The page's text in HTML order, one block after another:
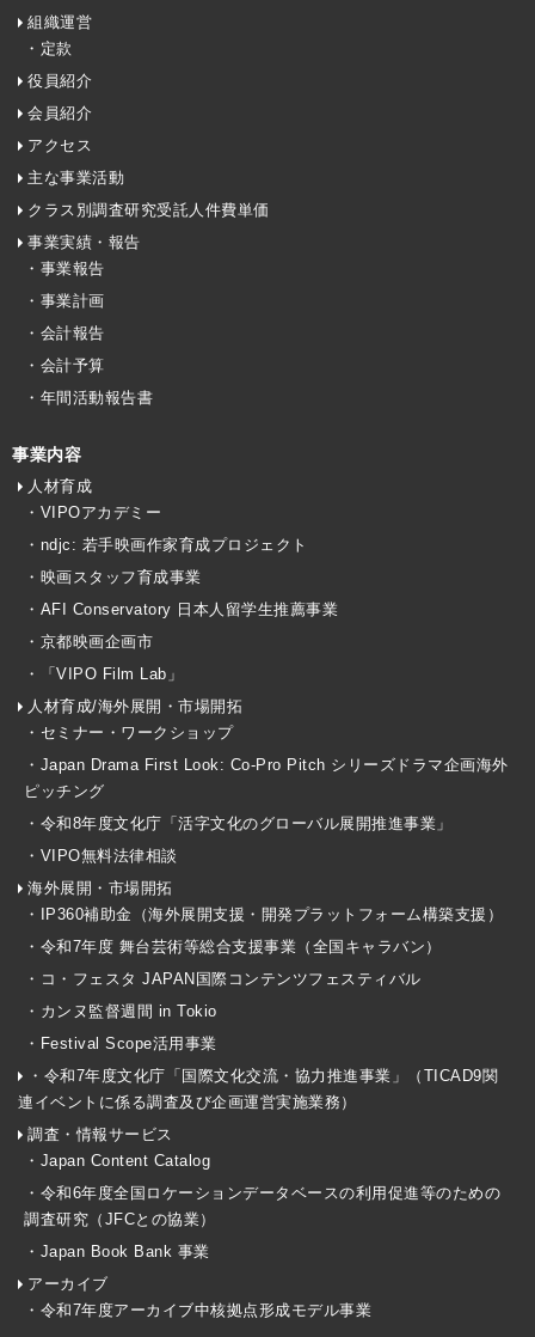
組織運営
・定款
役員紹介
会員紹介
アクセス
主な事業活動
クラス別調査研究受託人件費単価
事業実績・報告
・事業報告
・事業計画
・会計報告
・会計予算
・年間活動報告書
事業内容
人材育成
・VIPOアカデミー
・ndjc: 若手映画作家育成プロジェクト
・映画スタッフ育成事業
・AFI Conservatory 日本人留学生推薦事業
・京都映画企画市
・「VIPO Film Lab」
人材育成/海外展開・市場開拓
・セミナー・ワークショップ
・Japan Drama First Look: Co-Pro Pitch シリーズドラマ企画海外
ピッチング
・令和8年度文化庁「活字文化のグローバル展開推進事業」
・VIPO無料法律相談
海外展開・市場開拓
・IP360補助金（海外展開支援・開発プラットフォーム構築支援）
・令和7年度 舞台芸術等総合支援事業（全国キャラバン）
・コ・フェスタ JAPAN国際コンテンツフェスティバル
・カンヌ監督週間 in Tokio
・Festival Scope活用事業
・令和7年度文化庁「国際文化交流・協力推進事業」（TICAD9関
連イベントに係る調査及び企画運営実施業務）
調査・情報サービス
・Japan Content Catalog
・令和6年度全国ロケーションデータベースの利用促進等のための
調査研究（JFCとの協業）
・Japan Book Bank 事業
アーカイブ
・令和7年度アーカイブ中核拠点形成モデル事業